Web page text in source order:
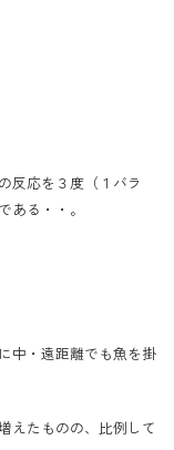
反応を３度（１バラ
ある・・。
中・遠距離でも魚を掛
えたものの、比例して